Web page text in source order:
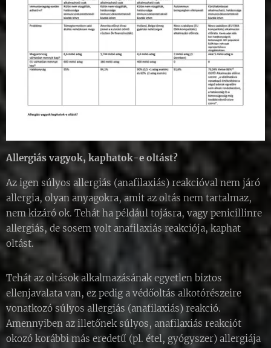
Allergiás vagyok, kaphatok-e oltást?
Az igen súlyos allergiás (anafilaxiás) reakcióval nem járó
allergia, olyan anyagokra, amit az oltás nem tartalmaz,
nem kizáró ok. Tehát ha például tojásra, vagy penicillinre
allergiás, de sosem volt anafilaxiás reakciója, kaphat
oltást.
Tehát az oltások alkalmazásának egyetlen biztos
ellenjavalata van, ez pedig a védőoltás alkotórészeire
vonatkozó súlyos allergiás (anafilaxiás) reakció.
Amennyiben az illetőnek súlyos, anafilaxiás reakciót
okozó korábbi más eredetű (pl. étel, gyógyszer) allergiája